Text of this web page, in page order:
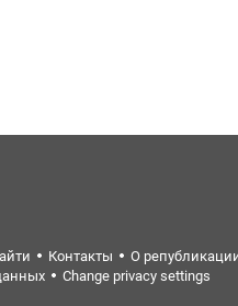
Контакты
О
Change privacy settings